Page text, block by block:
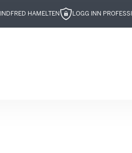
FRED HAMELTEN LOGG INN